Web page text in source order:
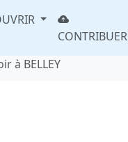
CONTRIBUER
à BELLEY